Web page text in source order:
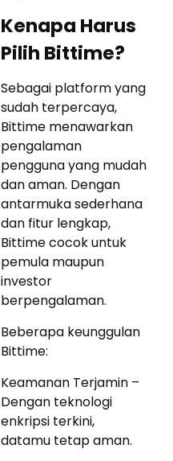
Kenapa Harus
Pilih Bittime?
Sebagai platform yang
sudah terpercaya,
Bittime menawarkan
pengalaman
pengguna yang mudah
dan aman. Dengan
antarmuka sederhana
dan fitur lengkap,
Bittime cocok untuk
pemula maupun
investor
berpengalaman.
Beberapa keunggulan
Bittime:
Keamanan Terjamin –
Dengan teknologi
enkripsi terkini,
datamu tetap aman.